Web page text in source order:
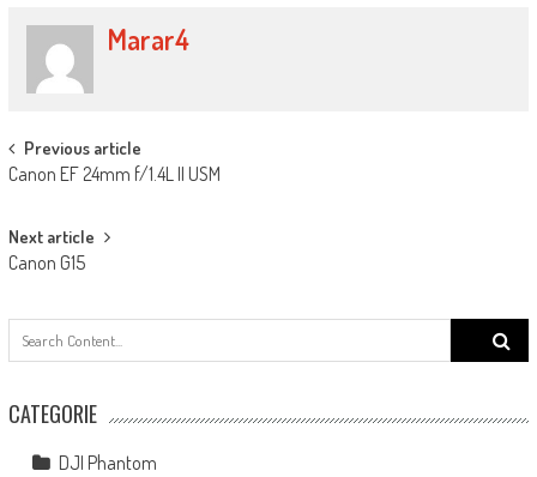
Marar4
Post navigation
Previous article
Canon EF 24mm f/1.4L II USM
Next article
Canon G15
Search
for:
CATEGORIE
DJI Phantom